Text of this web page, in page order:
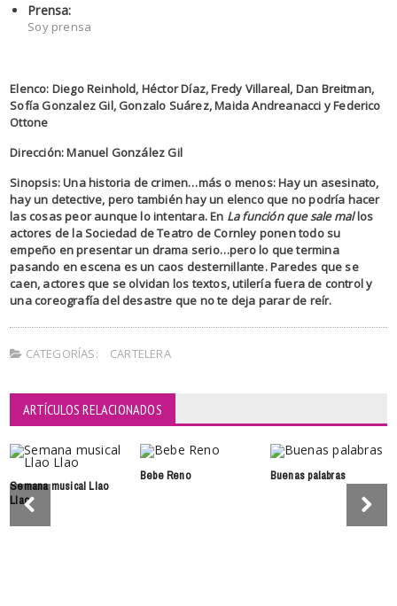
Prensa:
Soy prensa
Elenco: Diego Reinhold, Héctor Díaz, Fredy Villareal, Dan Breitman,
Sofía Gonzalez Gil, Gonzalo Suárez, Maida Andreanacci y Federico
Ottone
Dirección: Manuel González Gil
Sinopsis: Una historia de crimen…más o menos: Hay un asesinato,
hay un detective, pero también hay un elenco que no podría hacer
las cosas peor aunque lo intentara. En La función que sale mallos
actores de la Sociedad de Teatro de Cornley ponen todo su
empeño en presentar un drama serio…pero lo que termina
pasando en escena es un caos desternillante. Paredes que se
caen, actores que se olvidan los textos, utilería fuera de control y
una coreografía del desastre que no te deja parar de reír.
CATEGORÍAS: CARTELERA
ARTÍCULOS RELACIONADOS
Semana musical Llao
Llao
Bebe Reno Buenas palabras